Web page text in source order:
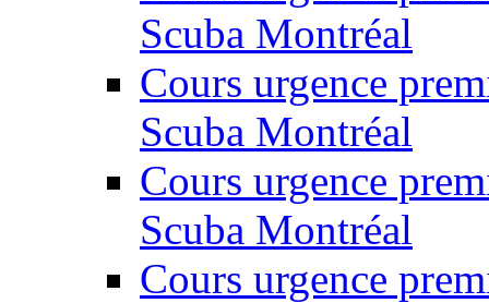
Scuba Montréal
Cours urgence
Scuba Montréal
Cours urgence
Scuba Montréal
Cours urgence